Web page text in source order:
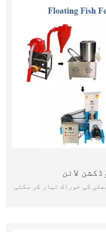
لائن
کی خوراک تیار کر سکتی